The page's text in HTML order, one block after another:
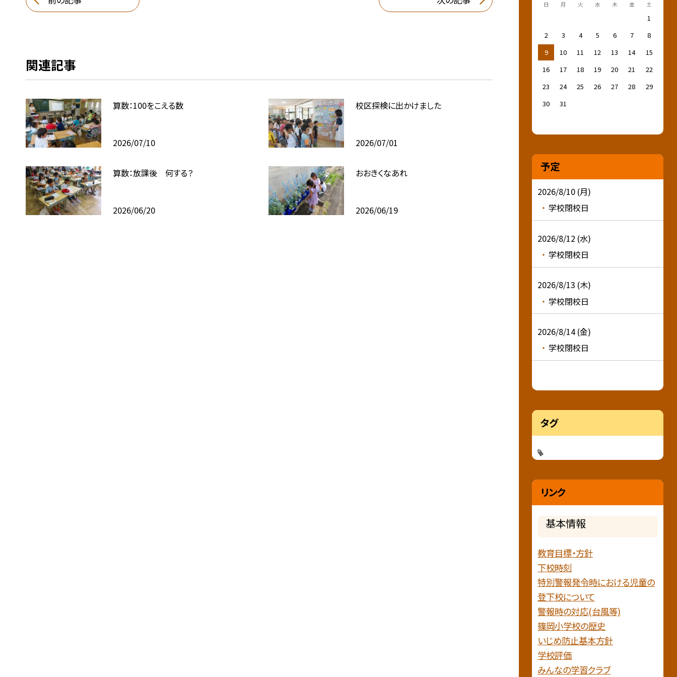
関連記事
算数：100をこえる数
2026/07/10
校区探検に出かけました
2026/07/01
算数：放課後 何する？
2026/06/20
おおきくなあれ
2026/06/19
日 月 火 水 木 金 土
1
2
3 4 5 6 7
8
9
10 11 12 13 14
15
16
17 18 19 20 21
22
23
24 25 26 27 28
29
30
31
予定
2026/8/10 (月)
学校閉校日
2026/8/12 (水)
学校閉校日
2026/8/13 (木)
学校閉校日
2026/8/14 (金)
学校閉校日
タグ
リンク
基本情報
教育目標・方針
下校時刻
特別警報発令時における児童の
登下校について
警報時の対応(台風等)
篠岡小学校の歴史
いじめ防止基本方針
学校評価
みんなの学習クラブ